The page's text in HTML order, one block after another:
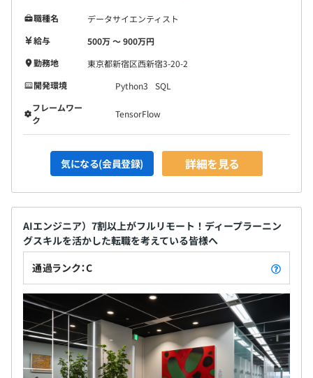
職種名
データサイエンティスト
給与
500万 〜 900万円
勤務地
東京都新宿区西新宿3-20-2
開発環境
Python3
SQL
フレームワー
ク
TensorFlow
気になる(会員登録) 詳細を見る
AIエンジニア）7割以上がフルリモート！ディープラーニン
グスキルを活かした転職を考えている皆様へ
通過ランク：C